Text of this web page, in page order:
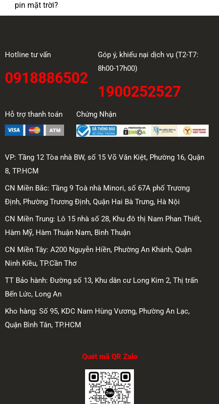
pin mặt trời?
Hotline tư vấn
0918886502
Góp ý, khiếu nại dịch vụ (T2-T7:
8h00-17h00)
1900252527
Hỗ trợ thanh toán Chứng Nhận
VP: Tầng 12 Tòa nhà BW, số 15 Võ Văn Kiệt, Phường 16, Quận
8, TP.HCM
CN Miền Bắc: Tầng 9 Toà nhà Minori, số 67A phố Trương
Định, Phường Trương Định, Quận Hai Bà Trưng, Hà Nội
CN Miền Trung: Lô 15 nhà số 28, Khu đô thị Nam Phan Thiết,
Hàm Mỹ, Hàm Thuận Nam, Bình Thuận
CN Miền Tây: A200 Nguyễn Hiền, Phường An Khánh, Quận
Ninh Kiều, TP.Cần Thơ
TT Bảo hành: Đường số 13, Khu dân cư Long Kim 2, Thị trấn
Bến Lức, Long An
Kho hàng: Số 95, KDC Nam Hùng Vương, Phường An Lạc,
Quận Bình Tân, TP.HCM
Quét mã QR Zalo